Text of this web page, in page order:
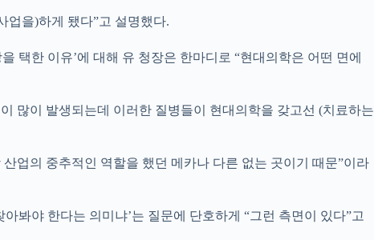
업을)하게 됐다”고 설명했다.
택한 이유’에 대해 유 청장은 한마디로 “현대의학은 어떤 면에
많이 발생되는데 이러한 질병들이 현대의학을 갖고선 (치료하는
업의 중추적인 역할을 했던 메카나 다른 없는 곳이기 때문”이라
봐야 한다는 의미냐’는 질문에 단호하게 “그런 측면이 있다”고